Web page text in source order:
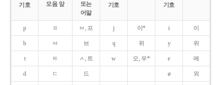
기호
기호
기호
모음 앞
또는
어말
p ㅍ ㅂ, 프 j 이* i 이
b ㅂ 브 ɥ 위 y 위
t ㅌ ㅅ, 트 w 오, 우* e 에
d ㄷ 드 ø 외